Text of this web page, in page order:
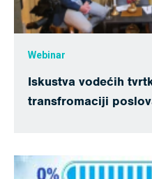
Webinar
Iskustva vodećih
transfromaciji